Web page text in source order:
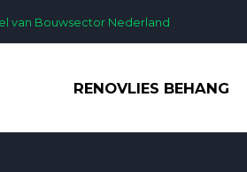
van Bouwsector Nederland
RENOVLIES BEHANG